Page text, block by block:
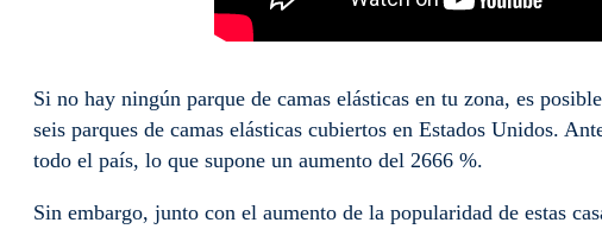
Si no hay ningún parque de camas elásticas en tu zona, es
seis parques de camas elásticas cubiertos en Estados Unidos.
todo el país, lo que supone un aumento del 2666 %.
Sin embargo, junto con el aumento de la popularidad de estas